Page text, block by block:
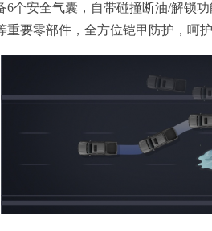
个安全气囊，自带碰撞断油/解锁
要零部件，全方位铠甲防护，呵